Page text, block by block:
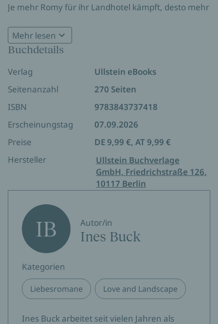
Je mehr Romy für ihr Landhotel kämpft, desto mehr
Gebäude ist, sondern ein Knoten aus
Vergangenheit und Geheimnissen. Und Sebastian?
Der kühle Erbe wirkt wie ein Gegner – bis seine
Blicke etwas anderes verraten. Als eine Entdeckung
Romys Verbindung zu Rosewood in ein neues Licht
rückt, steht nicht nur das Manor auf dem Spiel,
kann. Für alle, die Romance mit Enemies-to-Lovers
Familiengeheimnissen und atmosphärischem
England-Setting lieben, ist dieser Roman der
perfekte nächste Lesemoment.
Mehr lesen
Buchdetails
Verlag
Ullstein eBooks
Seitenanzahl
270 Seiten
ISBN
9783843737418
Erscheinungstag
07.09.2026
Preise
DE 9,99 €, AT 9,99 €
Hersteller
Ullstein Buchverlage
GmbH, Friedrichstraße 126,
10117 Berlin
IB Autor/in
Ines Buck
Kategorien
Liebesromane Love and Landscape
Ines Buck arbeitet seit vielen Jahren als